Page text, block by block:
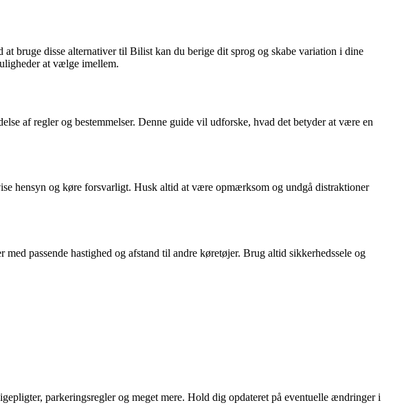
bruge disse alternativer til Bilist kan du berige dit sprog og skabe variation i dine
at vælge imellem.
af regler og bestemmelser. Denne guide vil udforske, hvad det betyder at være en
hensyn og køre forsvarligt. Husk altid at være opmærksom og undgå distraktioner
passende hastighed og afstand til andre køretøjer. Brug altid sikkerhedssele og
parkeringsregler og meget mere. Hold dig opdateret på eventuelle ændringer i